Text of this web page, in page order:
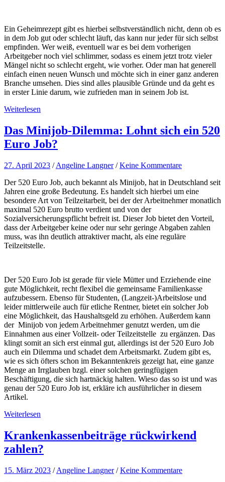
Ein Geheimrezept gibt es hierbei selbstverständlich nicht, denn ob es
in dem Job gut oder schlecht läuft, das kann nur jeder für sich selbst
empfinden. Wer weiß, eventuell war es bei dem vorherigen
Arbeitgeber noch viel schlimmer, sodass es einem jetzt trotz vieler
Mängel nicht so schlecht ergeht, wie vorher. Oder man hat generell
einfach einen neuen Wunsch und möchte sich in einer ganz anderen
Branche umsehen. Dies sind alles plausible Gründe und da geht es
in erster Linie darum, wie zufrieden man in seinem Job ist.
Weiterlesen
Das Minijob-Dilemma: Lohnt sich ein 520
Euro Job?
27. April 2023 /Angeline Langner /Keine Kommentare
Der 520 Euro Job, auch bekannt als Minijob, hat in Deutschland seit
Jahren eine große Bedeutung. Es handelt sich hierbei um eine
besondere Art von Teilzeitarbeit, bei der der Arbeitnehmer monatlich
maximal 520 Euro brutto verdient und von der
Sozialversicherungspflicht befreit ist. Dieser Job bietet den Vorteil,
dass der Arbeitgeber keine oder nur sehr geringe Abgaben zahlen
muss, was ihn deutlich attraktiver macht, als eine reguläre
Teilzeitstelle.
Der 520 Euro Job ist gerade für viele Mütter und Erziehende eine
gute Möglichkeit, recht flexibel die gemeinsame Familienkasse
aufzubessern. Ebenso für Studenten, (Langzeit-)Arbeitslose und
leider mittlerweile auch für etliche Rentner, bietet ein solcher Job
eine Möglichkeit, das Haushaltsgeld zu erhöhen. Außerdem kann
der Minijob von jedem Arbeitnehmer genutzt werden, um die
Einnahmen aus einer Vollzeit- oder Teilzeitstelle zu ergänzen. Das
klingt somit an sich erst einmal gut, allerdings ist der 520 Euro Job
auch ein Dilemma und schadet dem Arbeitsmarkt. Zudem gibt es,
wie es sich öfters schon im Bekanntenkreis gezeigt hat, eine ganze
Menge an Irrglauben bzgl. einer solchen geringfügigen
Beschäftigung, die sich hartnäckig halten. Wieso das so ist und was
genau der 520 Euro Job ist, erkläre ich ausführlicher in diesem
Artikel.
Weiterlesen
Krankenkassenbeiträge rückwirkend
zahlen?
15. März 2023 /Angeline Langner /Keine Kommentare